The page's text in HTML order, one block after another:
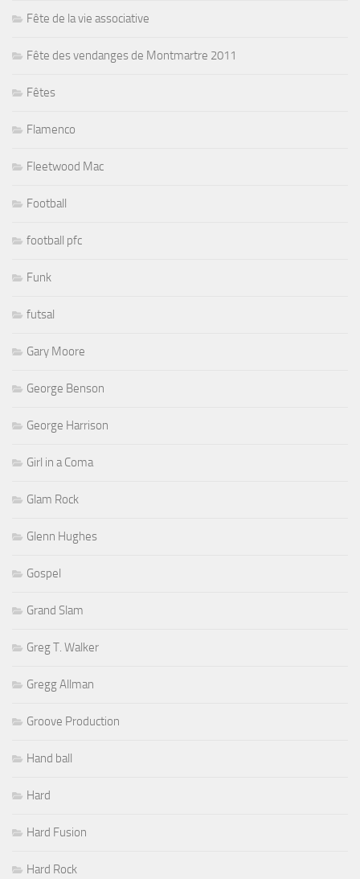
Fête de la vie associative
Fête des vendanges de Montmartre 2011
Fêtes
Flamenco
Fleetwood Mac
Football
football pfc
Funk
futsal
Gary Moore
George Benson
George Harrison
Girl in a Coma
Glam Rock
Glenn Hughes
Gospel
Grand Slam
Greg T. Walker
Gregg Allman
Groove Production
Hand ball
Hard
Hard Fusion
Hard Rock